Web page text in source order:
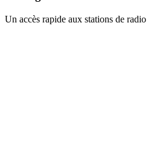
Un accès rapide aux stations de